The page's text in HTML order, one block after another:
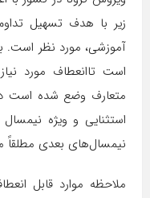
زیر با هدف تسهیل
آموزشی، مورد نظر است.
است تاانعطاف مورد
متعارف وضع شده است
نیمسال‌های بعدی
ملاحظه موارد قابل